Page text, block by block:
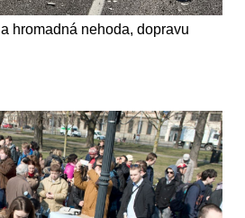
hromadná nehoda, dopravu